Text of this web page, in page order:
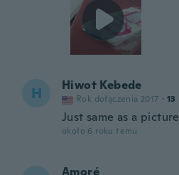
H Hiwot Kebede
Rok dołączenia 2017 · 13
Just same as a picture
około 6 roku temu
Amoré